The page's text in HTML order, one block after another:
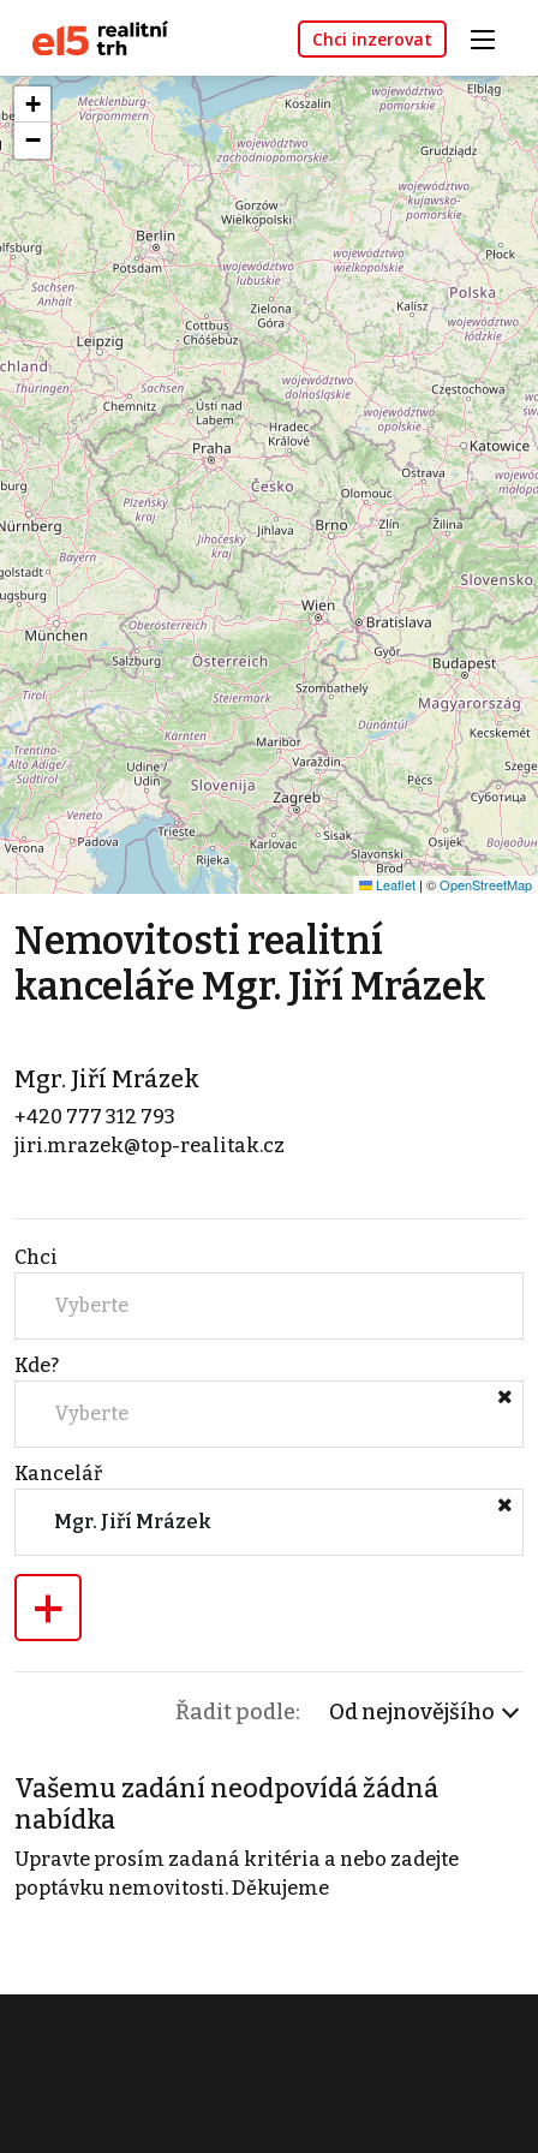
Chci inzerovat
+
−
Leaflet | ©OpenStreetMap
Nemovitosti realitní
kanceláře Mgr. Jiří Mrázek
Mgr. Jiří Mrázek
+420 777 312 793
jiri.mrazek@top-realitak.cz
Chci
Vyberte
Kde?
Vyberte
Kancelář
Mgr. Jiří Mrázek
+
Řadit podle: Od nejnovějšího
Vašemu zadání neodpovídá žádná
nabídka
Upravte prosím zadaná kritéria a nebo zadejte
poptávku nemovitosti. Děkujeme